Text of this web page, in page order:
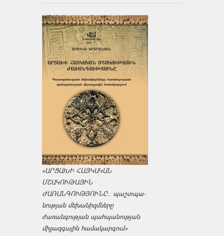
«ԱՐՑԱԽԻ ՀԱՅԿԱԿԱՆ
ՄՇԱԿՈՒԹԱՅԻՆ
ԺԱՌԱՆԳՈՒԹՅՈՒՆԸ․ պաշտպա­
նության մեխանիզմները
ժառանգության պահպանության
միջազ­գային համակարգում»